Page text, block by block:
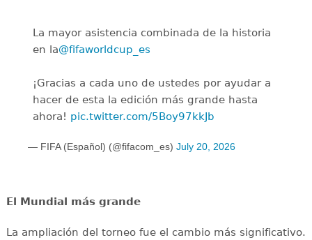
La mayor asistencia combinada de la historia
en la@fifaworldcup_es
¡Gracias a cada uno de ustedes por ayudar a
hacer de esta la edición más grande hasta
ahora! pic.twitter.com/5Boy97kkJb
— FIFA (Español) (@fifacom_es) July 20, 2026
El Mundial más grande
La ampliación del torneo fue el cambio más significativo.